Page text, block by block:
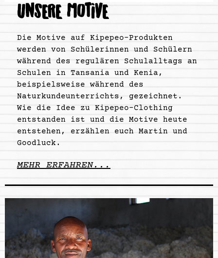
UNSERE MOTIVE
Die Motive auf Kipepeo-Produkten
werden von Schülerinnen und Schülern
während des regulären Schulalltags an
Schulen in Tansania und Kenia,
beispielsweise während des
Naturkundeunterrichts, gezeichnet.
Wie die Idee zu Kipepeo-Clothing
entstanden ist und die Motive heute
entstehen, erzählen euch Martin und
Goodluck.
MEHR ERFAHREN...